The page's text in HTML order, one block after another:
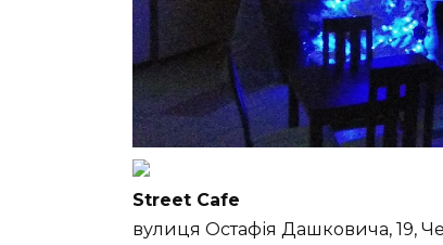
Street Cafe
вулиця Остафія Дашковича, 19,